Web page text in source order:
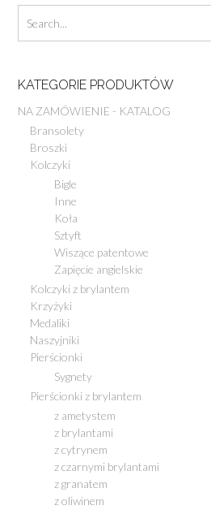
KATEGORIE PRODUKTÓW
NA ZAMÓWIENIE - KATALOG
Bransolety
Broszki
Kolczyki
Bigle
Inne
Koła
Sztyft
Wiszące patentowe
Zapięcie angielskie
Kolczyki z brylantem
Krzyżyki
Medaliki
Naszyjniki
Pierścionki
Sygnety
Pierścionki z brylantem
z ametystem
z brylantami
z cytrynem
z czarnymi brylantami
z granatem
z oliwinem